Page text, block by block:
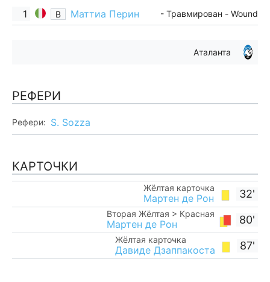
1 В Маттиа Перин - Травмирован - Wound
Аталанта
РЕФЕРИ
Рефери: S. Sozza
КАРТОЧКИ
32'
Жёлтая карточка
Мартен де Рон
80'
Вторая Жёлтая > Красная
Мартен де Рон
87'
Жёлтая карточка
Давиде Дзаппакоста